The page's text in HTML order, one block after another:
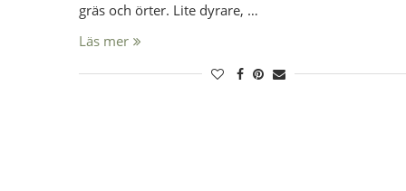
gräs och örter. Lite dyrare, …
Läs mer